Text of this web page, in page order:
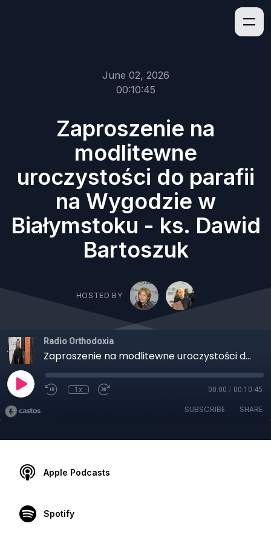
June 02, 2026
00:10:45
Zaproszenie na
modlitewne
uroczystości do parafii
na Wygodzie w
Białymstoku - ks. Dawid
Bartoszuk
HOSTED BY
Radio Orthodoxia
Zaproszenie na modlitewne uroczystości do parafii na Wygodzie w Białymstoku - ks. Dawid Bartoszuk
1x 00:00 / 00:10:45
SUBSCRIBE SHARE
Apple Podcasts
Spotify